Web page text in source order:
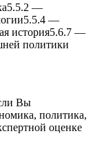
5.5.2 —
5.5.4 —
история5.6.7 —
политики
Вы
политика,
оценке